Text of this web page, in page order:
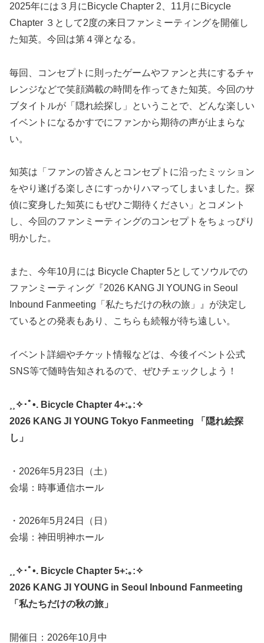
2025年には３月にBicycle Chapter 2、11月にBicycle
Chapter ３として2度の来日ファンミーティングを開催し
た知英。今回は第４弾となる。
毎回、コンセプトに則ったゲームやファンと共にするチャ
レンジなどで笑顔満載の時間を作ってきた知英。今回のサ
ブタイトルが「隠れ絵探し」ということで、どんな楽しい
イベントになるかすでにファンから期待の声が止まらな
い。
知英は「ファンの皆さんとコンセプトに沿ったミッション
をやり遂げる楽しさにすっかりハマってしまいました。探
偵に変身した知英にもぜひご期待ください」とコメント
し、今回のファンミーティングのコンセプトをちょっぴり
明かした。
また、今年10月には Bicycle Chapter 5としてソウルでの
ファンミーティング『2026 KANG JI YOUNG in Seoul
Inbound Fanmeeting「私たちだけの秋の旅」』が決定し
ているとの発表もあり、こちらも続報が待ち遠しい。
イベント詳細やチケット情報などは、今後イベント公式
SNS等で随時告知されるので、ぜひチェックしよう！
¸¸✧･ﾟ•. Bicycle Chapter 4+:｡:✧
2026 KANG JI YOUNG Tokyo Fanmeeting 「隠れ絵探
し」
・2026年5月23日（土）
会場：時事通信ホール
・2026年5月24日（日）
会場：神田明神ホール
¸¸✧･ﾟ•. Bicycle Chapter 5+:｡:✧
2026 KANG JI YOUNG in Seoul Inbound Fanmeeting
「私たちだけの秋の旅」
開催日：2026年10月中